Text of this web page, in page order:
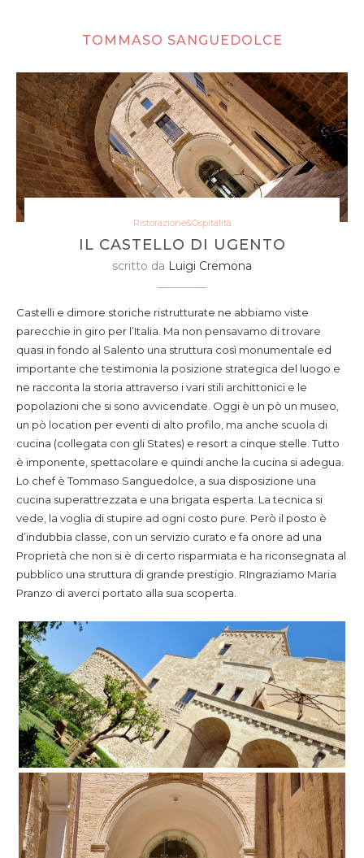
TOMMASO SANGUEDOLCE
Ristorazione&Ospitalità
IL CASTELLO DI UGENTO
scritto da Luigi Cremona
Castelli e dimore storiche ristrutturate ne abbiamo viste
parecchie in giro per l’Italia. Ma non pensavamo di trovare
quasi in fondo al Salento una struttura così monumentale ed
importante che testimonia la posizione strategica del luogo e
ne racconta la storia attraverso i vari stili archittonici e le
popolazioni che si sono avvicendate. Oggi è un pò un museo,
un pò location per eventi di alto profilo, ma anche scuola di
cucina (collegata con gli States) e resort a cinque stelle. Tutto
è imponente, spettacolare e quindi anche la cucina si adegua.
Lo chef è Tommaso Sanguedolce, a sua disposizione una
cucina superattrezzata e una brigata esperta. La tecnica si
vede, la voglia di stupire ad ogni costo pure. Però il posto è
d’indubbia classe, con un servizio curato e fa onore ad una
Proprietà che non si è di certo risparmiata e ha riconsegnata al
pubblico una struttura di grande prestigio. RIngraziamo Maria
Pranzo di averci portato alla sua scoperta.